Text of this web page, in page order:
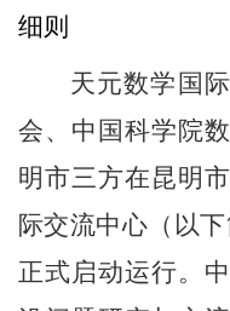
细则
天元数学国
会、中国科学院
明市三方在昆明
际交流中心（以下
正式启动运行。